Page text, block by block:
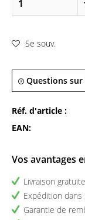
Se souv.
Questions sur
Réf. d'article :
EAN:
Vos avantages
Livraison gratuite
Expédition
Garantie de